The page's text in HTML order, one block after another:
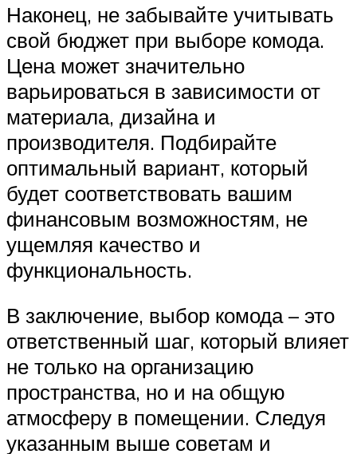
Наконец, не забывайте учитывать
свой бюджет при выборе комода.
Цена может значительно
варьироваться в зависимости от
материала, дизайна и
производителя. Подбирайте
оптимальный вариант, который
будет соответствовать вашим
финансовым возможностям, не
ущемляя качество и
функциональность.
В заключение, выбор комода – это
ответственный шаг, который влияет
не только на организацию
пространства, но и на общую
атмосферу в помещении. Следуя
указанным выше советам и